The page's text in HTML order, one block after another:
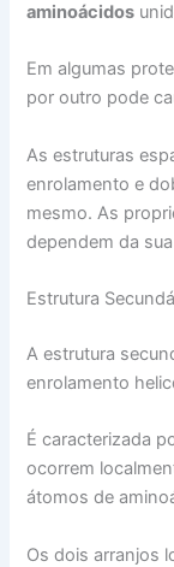
aminoácidos
Em algumas
por outro pode
As estruturas
enrolamento e
mesmo. As
dependem da
Estrutura
A estrutura
enrolamento
É caracterizada
ocorrem
átomos de
Os dois arranjos